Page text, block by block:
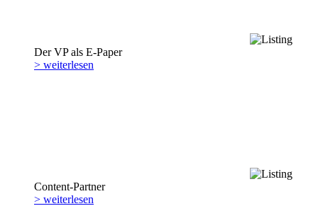
Der VP als E-Paper
> weiterlesen
Content-Partner
> weiterlesen